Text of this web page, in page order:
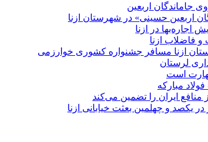
جاماندگان اربعین
اربعین حسینی» در شهرستان ازنا
اجاره‌بها در ازنا
و فاضلاب ازنا
ازنا مسافر جشنواره کشوری خوارزمی
لرستان
مهارت است
مبارکه
منافع ایران را تضمین می‌کند
و چهلمین بعثت خیابانی ازنا